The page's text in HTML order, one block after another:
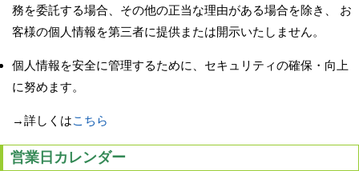
務を委託する場合、その他の正当な理由がある場合を除き、 お
客様の個人情報を第三者に提供または開示いたしません。
個人情報を安全に管理するために、セキュリティの確保・向上
に努めます。
→詳しくはこちら
営業日カレンダー